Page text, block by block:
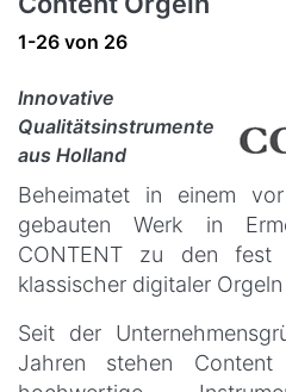
Suchergebnisse:
1-26 von 26
Innovative
Qualitätsinstrumente
aus Holland
Beheimatet in einem
gebauten Werk in
CONTENT zu den fest
klassischer digitaler
Seit der
Jahren stehen